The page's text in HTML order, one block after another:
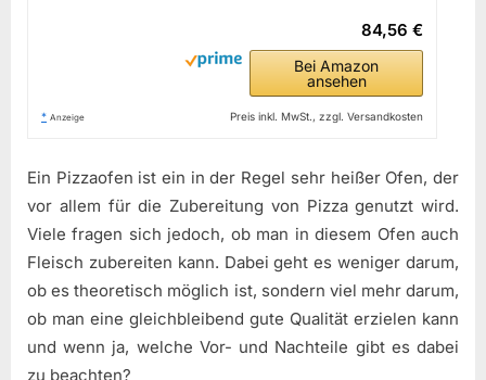
84,56 €
Bei Amazon
ansehen
* Anzeige Preis inkl. MwSt., zzgl. Versandkosten
Ein Pizzaofen ist ein in der Regel sehr heißer Ofen, der
vor allem für die Zubereitung von Pizza genutzt wird.
Viele fragen sich jedoch, ob man in diesem Ofen auch
Fleisch zubereiten kann. Dabei geht es weniger darum,
ob es theoretisch möglich ist, sondern viel mehr darum,
ob man eine gleichbleibend gute Qualität erzielen kann
und wenn ja, welche Vor- und Nachteile gibt es dabei
zu beachten?